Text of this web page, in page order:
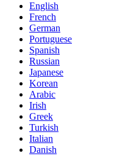
English
French
German
Portuguese
Spanish
Russian
Japanese
Korean
Arabic
Irish
Greek
Turkish
Italian
Danish